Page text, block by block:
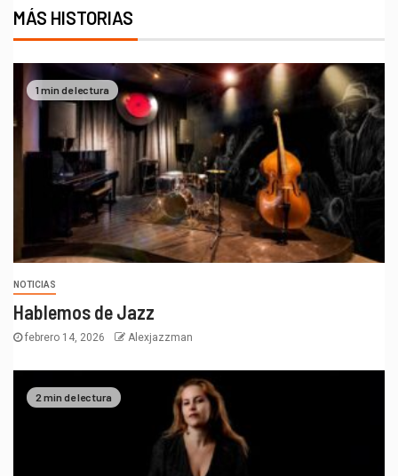
MÁS HISTORIAS
1 min de lectura
NOTICIAS
Hablemos de Jazz
febrero 14, 2026 Alexjazzman
2 min de lectura